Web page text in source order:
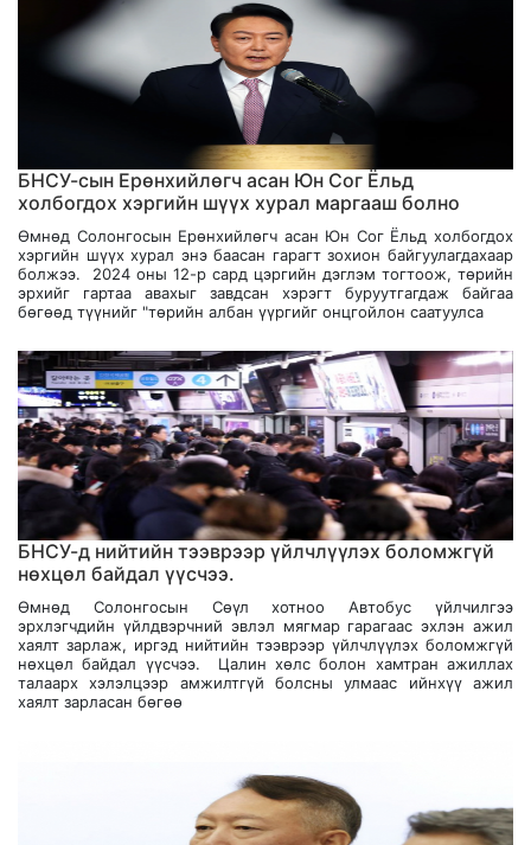
БНСУ-сын Ерөнхийлөгч асан Юн Сог Ёльд
холбогдох хэргийн шүүх хурал маргааш болно
Өмнөд Солонгосын Ерөнхийлөгч асан Юн Сог Ёльд холбогдох
хэргийн шүүх хурал энэ баасан гарагт зохион байгуулагдахаар
болжээ. 2024 оны 12-р сард цэргийн дэглэм тогтоож, төрийн
эрхийг гартаа авахыг завдсан хэрэгт буруутгагдаж байгаа
бөгөөд түүнийг "төрийн албан үүргийг онцгойлон саатуулса
БНСУ-д нийтийн тээврээр үйлчлүүлэх боломжгүй
нөхцөл байдал үүсчээ.
Өмнөд Солонгосын Сөүл хотноо Автобус үйлчилгээ
эрхлэгчдийн үйлдвэрчний эвлэл мягмар гарагаас эхлэн ажил
хаялт зарлаж, иргэд нийтийн тээврээр үйлчлүүлэх боломжгүй
нөхцөл байдал үүсчээ. Цалин хөлс болон хамтран ажиллах
талаарх хэлэлцээр амжилтгүй болсны улмаас ийнхүү ажил
хаялт зарласан бөгөө